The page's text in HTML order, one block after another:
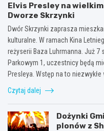
Elvis Presley na
Dworze Skrzynki
Dwór Skrzynki zaprasza
kulturalne. W ramach Kina
reżyserii Baza Luhrmanna. Już
Parkowym 1, uczestnicy będą
Presleya. Wstęp na to niezwykłe
Czytaj dalej
Dożynki
plonów z